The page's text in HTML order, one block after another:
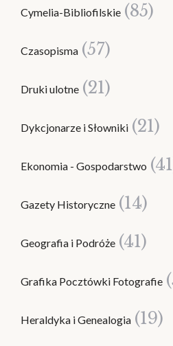
Cymelia-Bibliofilskie (85)
Czasopisma (57)
Druki ulotne (21)
Dykcjonarze i Słowniki (21)
Ekonomia - Gospodarstwo
Gazety Historyczne (14)
Geografia i Podróże (41)
Grafika Pocztówki Fotografie
Heraldyka i Genealogia (19)